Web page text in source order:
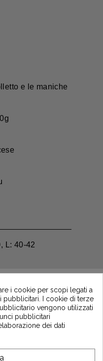
e le maniche
L: 40-42
sulle ultime
vous reconnaissez avoir pris
i cookie per scopi legati a
pubblicitari. I cookie di terze
vengono utilizzati
pubblicitari
dei dati